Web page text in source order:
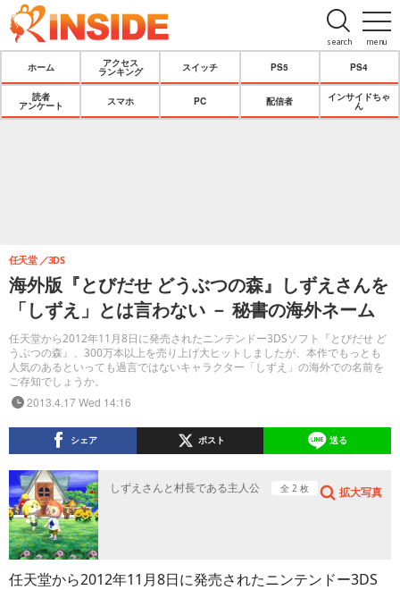
menu
search
ホーム
アクセス
ランキング
スイッチ PS5 PS4
読者
アンケート
スマホ PC 配信者
インサイドちゃ
ん
海外版『とびだせ どうぶつの森』しずえさんを
「しずえ」とは言わない － 秘書の海外ネーム
任天堂から2012年11月8日に発売されたニンテンドー3DSソフト『とびだせ ど
うぶつの森』、300万本以上を売り上げ大ヒットしましたが、本作でもっとも
人気のあるといっても過言ではないキャラクター「しずえ」の海外での名前を
ご存知でしょうか。
任天堂 3DS
2013.4.17 Wed 14:16
シェア ポスト 送る
しずえさんと村長である主人公 全 2 枚 拡大写真
任天堂から2012年11月8日に発売されたニンテンドー3DS